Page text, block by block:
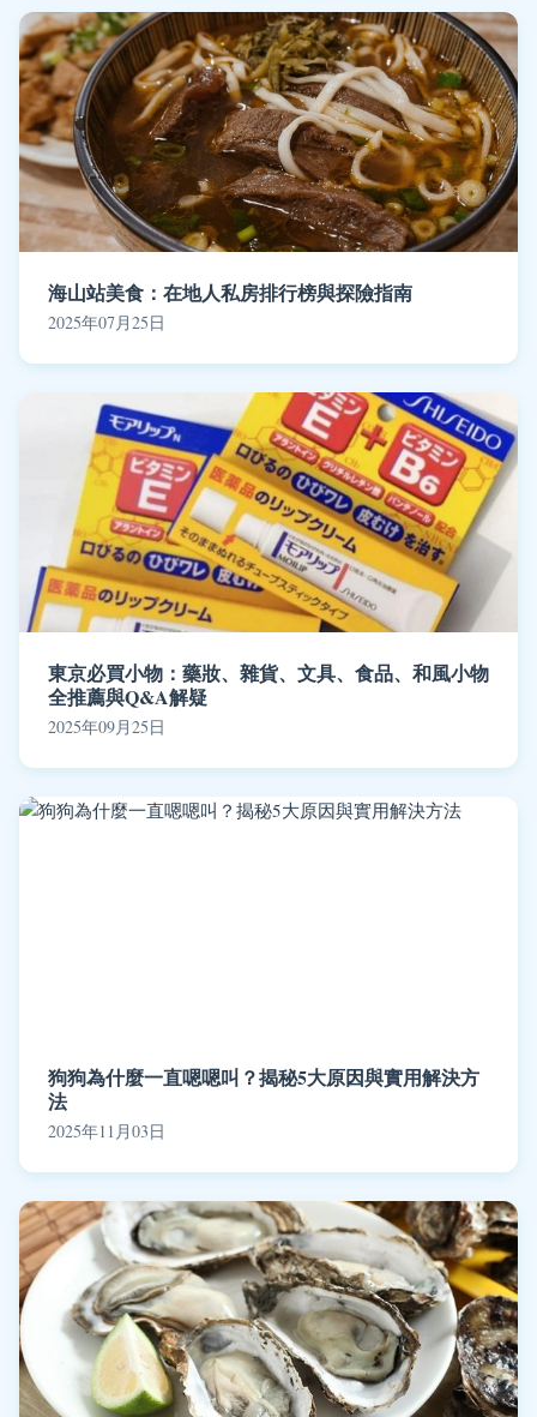
海山站美食：在地人私房排行榜與探險指南
2025年07月25日
東京必買小物：藥妝、雜貨、文具、食品、和風小物
全推薦與Q&A解疑
2025年09月25日
狗狗為什麼一直嗯嗯叫？揭秘5大原因與實用解決方
法
2025年11月03日